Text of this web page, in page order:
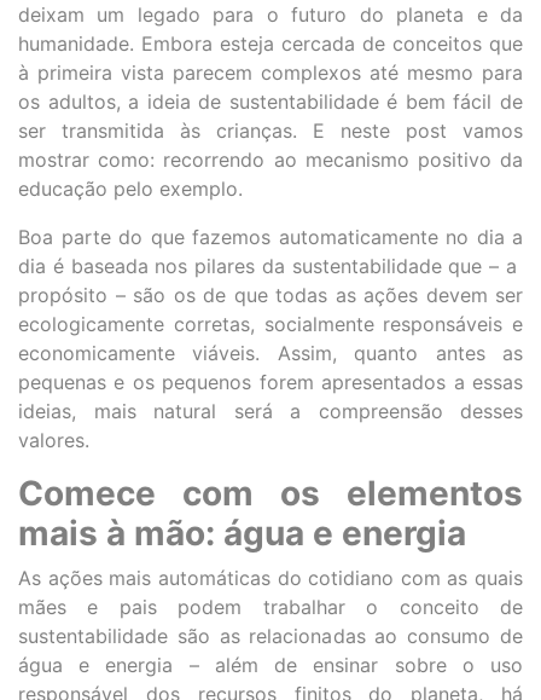
deixam um legado para o futuro do planeta e da
humanidade. Embora esteja cercada de conceitos que
à primeira vista parecem complexos até mesmo para
os adultos, a ideia de sustentabilidade é bem fácil de
ser transmitida às crianças. E neste post vamos
mostrar como: recorrendo ao mecanismo positivo da
educação pelo exemplo.
Boa parte do que fazemos automaticamente no dia a
dia é baseada nos pilares da sustentabilidade que – a
propósito – são os de que todas as ações devem ser
ecologicamente corretas, socialmente responsáveis e
economicamente viáveis. Assim, quanto antes as
pequenas e os pequenos forem apresentados a essas
ideias, mais natural será a compreensão desses
valores.
Comece com os elementos
mais à mão: água e energia
As ações mais automáticas do cotidiano com as quais
mães e pais podem trabalhar o conceito de
sustentabilidade são as relacionadas ao consumo de
água e energia – além de ensinar sobre o uso
responsável dos recursos finitos do planeta, há